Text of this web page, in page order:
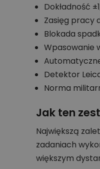
Dokładność
Zasięg pracy
Blokada
Wpasowanie
Detektor
Norma
Jak ten
Największą
zadaniach
większym